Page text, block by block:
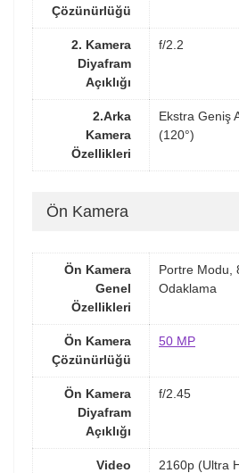
Çözünürlüğü
2. Kamera
Diyafram
Açıklığı
f/2.2
2.Arka
Kamera
Özellikleri
Ekstra Geniş
(120°)
Ön Kamera
Ön Kamera
Genel
Özellikleri
Portre Modu,
Odaklama
Ön Kamera
Çözünürlüğü
50 MP
Ön Kamera
Diyafram
Açıklığı
f/2.45
Video
2160p (Ultra